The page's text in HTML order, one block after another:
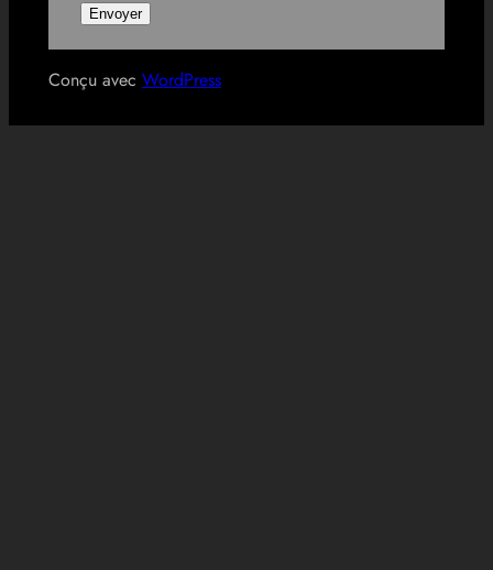
Conçu avec WordPress